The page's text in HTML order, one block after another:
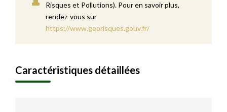
Risques et Pollutions). Pour en savoir plus,
rendez-vous sur
https://www.georisques.gouv.fr/
Caractéristiques détaillées